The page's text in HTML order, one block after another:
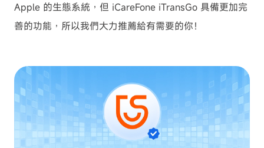
Apple 的生態系統，但 iCareFone iTransGo 具備更加完
善的功能，所以我們大力推薦給有需要的你！